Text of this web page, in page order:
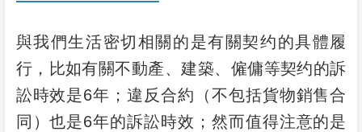
與我們生活密切相關的是有關契约的具體履
行，比如有關不動產、建築、僱傭等契约的訴
訟時效是6年；違反合約（不包括貨物銷售合
同）也是6年的訴訟時效；然而值得注意的是